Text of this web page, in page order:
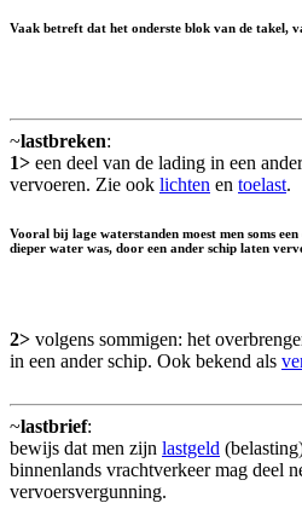
Vaak betreft dat het onderste blok van de takel,
~lastbreken:
1> een deel van de lading in een
vervoeren. Zie ook lichten en toelast.
Vooral bij lage waterstanden moest men soms
dieper water was, door een ander schip laten
2> volgens sommigen: het
in een ander schip. Ook bekend als
~lastbrief:
bewijs dat men zijn lastgeld
binnenlands vrachtverkeer mag deel
vervoersvergunning.